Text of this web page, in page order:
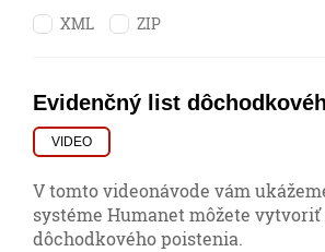
XML ZIP
Evidenčný list
VIDEO
V tomto videonávode vám
systéme Humanet môžete
dôchodkového poistenia.